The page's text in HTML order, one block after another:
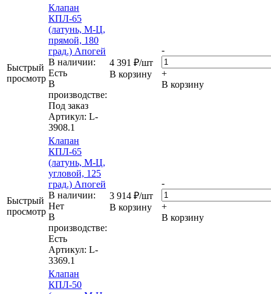
Быстрый
просмотр
Клапан
КПЛ-65
(латунь, М-Ц,
прямой, 180
град.) Апогей
В наличии:
Eсть
В
производстве:
Под заказ
Артикул: L-
3908.1
4 391 ₽/шт
В корзину
-
+
В корзину
Быстрый
просмотр
Клапан
КПЛ-65
(латунь, М-Ц,
угловой, 125
град.) Апогей
В наличии:
Нет
В
производстве:
Есть
Артикул: L-
3369.1
3 914 ₽/шт
В корзину
-
+
В корзину
Клапан
КПЛ-50